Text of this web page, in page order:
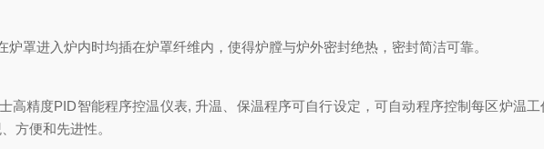
进入炉内时均插在炉罩纤维内，使得炉膛与炉外密封绝热，密封简洁可靠。
精度PID智能程序控温仪表, 升温、保温程序可自行设定，可自动程序控制每区炉温工
方便和先进性。